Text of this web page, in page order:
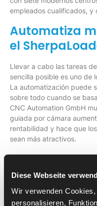
Diese Webseite
Wir verwenden
personalisieren,
empleados cualificados, y
Automatiza
el
Llevar a cabo las tareas
sencilla posible es uno de
La automatización puede
sobre todo cuando se
CNC Automation GmbH
guiada por cámara
rentabilidad y hace que
sean más atractivos.
pequeñas y
«Nuestro reto diario es